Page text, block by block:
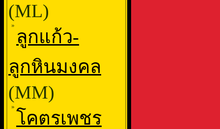
(ML)
»
ลูกแก้ว-
ลูกหินมงคล
(MM)
»
โคตรเพชร